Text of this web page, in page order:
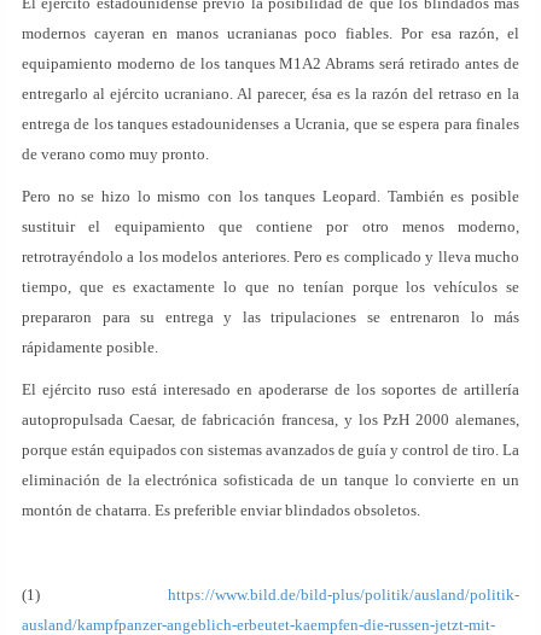
modernos cayeran en manos ucranianas poco fiables. Por esa razón, el
equipamiento moderno de los tanques M1A2 Abrams será retirado antes de
entregarlo al ejército ucraniano. Al parecer, ésa es la razón del retraso en la
entrega de los tanques estadounidenses a Ucrania, que se espera para finales
de verano como muy pronto.
Pero no se hizo lo mismo con los tanques Leopard. También es posible
sustituir el equipamiento que contiene por otro menos moderno,
retrotrayéndolo a los modelos anteriores. Pero es complicado y lleva mucho
tiempo, que es exactamente lo que no tenían porque los vehículos se
prepararon para su entrega y las tripulaciones se entrenaron lo más
rápidamente posible.
El ejército ruso está interesado en apoderarse de los soportes de artillería
autopropulsada Caesar, de fabricación francesa, y los PzH 2000 alemanes,
porque están equipados con sistemas avanzados de guía y control de tiro. La
eliminación de la electrónica sofisticada de un tanque lo convierte en un
montón de chatarra. Es preferible enviar blindados obsoletos.
(1) https://www.bild.de/bild-plus/politik/ausland/politik-
ausland/kampfpanzer-angeblich-erbeutet-kaempfen-die-russen-jetzt-mit-